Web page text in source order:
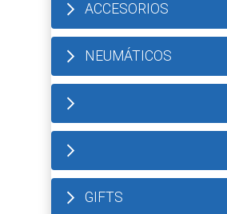
ACCESORIOS
NEUMÁTICOS
GIFTS